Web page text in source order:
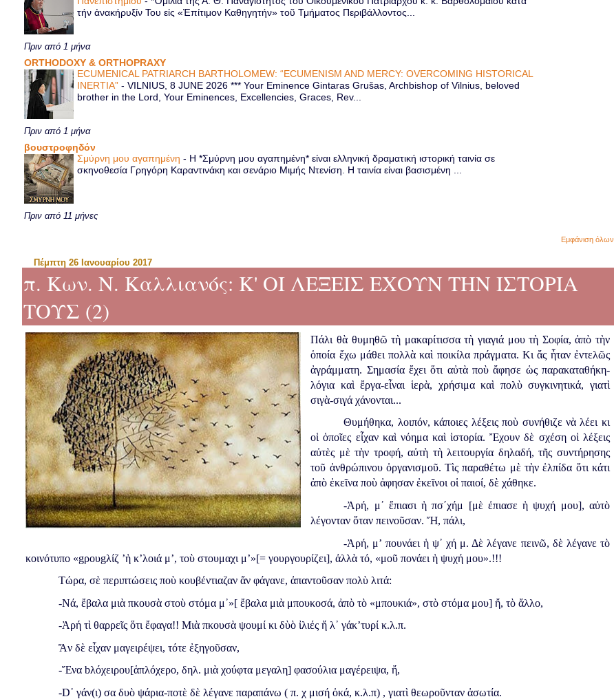
τήν ἀνακήρυξίν Του εἰς «Ἐπίτιμον Καθηγητήν» τοῦ Τμήματος Περιβάλλοντος...
Πριν από 1 μήνα
ORTHODOXY & ORTHOPRAXY
ECUMENICAL PATRIARCH BARTHOLOMEW: “ECUMENISM AND MERCY: OVERCOMING HISTORICAL
INERTIA”-VILNIUS, 8 JUNE 2026 *** Your Eminence Gintaras Grušas, Archbishop of Vilnius, beloved
brother in the Lord, Your Eminences, Excellencies, Graces, Rev...
Πριν από 1 μήνα
βουστροφηδόν
Σμύρνη μου αγαπημένη- Η *Σμύρνη μου αγαπημένη* είναι ελληνική δραματική ιστορική ταινία σε
σκηνοθεσία Γρηγόρη Καραντινάκη και σενάριο Μιμής Ντενίση. Η ταινία είναι βασισμένη ...
Πριν από 11 μήνες
Εμφάνιση όλων
Πέμπτη 26 Ιανουαρίου 2017
π. Κων. Ν. Καλλιανός: Κ' ΟΙ ΛΕΞΕΙΣ ΕΧΟΥΝ ΤΗΝ ΙΣΤΟΡΙΑ
ΤΟΥΣ (2)
Πάλι θὰ θυμηθῶ τὴ μακαρίτισσα τὴ γιαγιά μου τὴ Σοφία, ἀπὸ τὴν
ὁποία ἔχω μάθει πολλὰ καὶ ποικίλα πράγματα. Κι ἄς ἦταν ἐντελῶς
ἀγράμματη. Σημασία ἔχει ὅτι αὐτὰ ποὺ ἄφησε ὡς παρακαταθήκη-
λόγια καὶ ἔργα-εἶναι ἱερὰ, χρήσιμα καὶ πολὺ συγκινητικά, γιατὶ
σιγὰ-σιγά χάνονται...
Θυμήθηκα, λοιπόν, κάποιες λέξεις ποὺ συνήθιζε νὰ λέει κι
οἱ ὁποῖες εἶχαν καὶ νόημα καὶ ἱστορία. Ἔχουν δὲ σχέση οἱ λέξεις
αὐτὲς μὲ τὴν τροφή, αὐτὴ τὴ λειτουργία δηλαδή, τῆς συντήρησης
τοῦ ἀνθρώπινου ὀργανισμοῦ. Τὶς παραθέτω μὲ τὴν ἐλπίδα ὅτι κάτι
ἀπὸ ἐκεῖνα ποὺ ἀφησαν ἐκεῖνοι οἱ παιοί, δὲ χάθηκε.
-Ἀρή, μ᾿ ἔπιασι ἡ πσ΄χήμ [μὲ ἐπιασε ἡ ψυχή μου], αὐτὸ
λέγονταν ὅταν πεινοῦσαν. Ἤ, πάλι,
-Ἀρή, μ’ πουνάει ἡ ψ᾿ χή μ. Δὲ λέγανε πεινῶ, δὲ λέγανε τὸ
κοινότυπο «gρουgλίζ ’ἡ κ’λοιά μ’, τοὺ στουμαχι μ’»[= γουργουρίζει], ἀλλὰ τό, «μοῦ πονάει ἡ ψυχή μου».!!!
Τώρα, σὲ περιπτώσεις ποὺ κουβέντιαζαν ἄν φάγανε, ἀπαντοῦσαν πολὺ λιτά:
-Νά, ἔβαλα μιὰ πκουσὰ στοὺ στόμα μ᾿»[ ἔβαλα μιὰ μπουκοσά, ἀπὸ τὸ «μπουκιά», στὸ στόμα μου] ἤ, τὸ ἄλλο,
-Ἀρή τὶ θαρρεῖς ὅτι ἔφαγα!! Μιὰ πκουσὰ ψουμί κι δὺὸ ἰλιές ἤ λ᾿ γάκ’τυρί κ.λ.π.
Ἄν δὲ εἶχαν μαγειρέψει, τότε ἐξηγοῦσαν,
-Ἕνα bλόχειρου[ἁπλόχερο, δηλ. μιὰ χούφτα μεγαλη] φασούλια μαγέρειψα, ἤ,
-D᾿ γάν(ι) σα δυὸ ψάρια-ποτὲ δὲ λέγανε παραπάνω ( π. χ μισή ὀκά, κ.λ.π) , γιατὶ θεωροῦνταν ἀσωτία.